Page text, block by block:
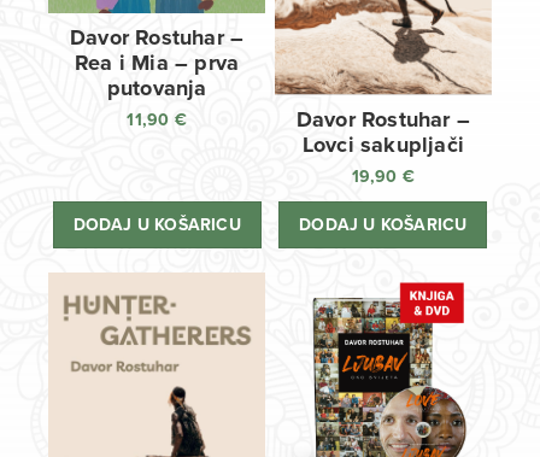
Davor Rostuhar –
Rea i Mia – prva
putovanja
11,90 €
DODAJ U KOŠARICU
Davor Rostuhar –
Lovci sakupljači
19,90 €
DODAJ U KOŠARICU